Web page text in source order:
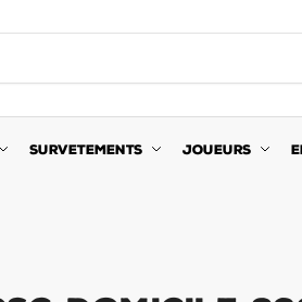
SURVETEMENTS JOUEURS